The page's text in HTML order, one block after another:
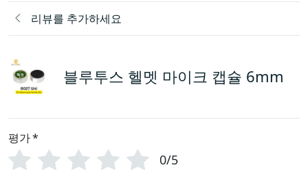
리뷰를 추가하세요
블루투스 헬멧 마이크 캡슐 6mm
평가*
0/5